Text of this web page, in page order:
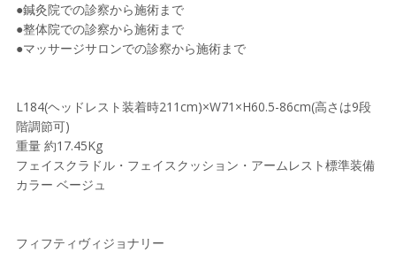
●鍼灸院での診察から施術まで
●整体院での診察から施術まで
●マッサージサロンでの診察から施術まで
L184(ヘッドレスト装着時211cm)×W71×H60.5-86cm(高さは9段
階調節可)
重量 約17.45Kg
フェイスクラドル・フェイスクッション・アームレスト標準装備
カラー ベージュ
フィフティヴィジョナリー